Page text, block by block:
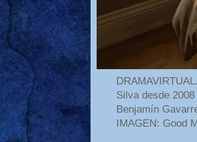
Silva desde
Benjamín
IMAGEN: Good